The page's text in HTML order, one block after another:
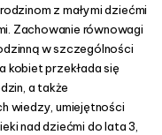
z małymi dziećmi
Zachowanie równowagi
w szczególności
kobiet przekłada się
a także
wiedzy, umiejętności
nad dziećmi do lata 3,